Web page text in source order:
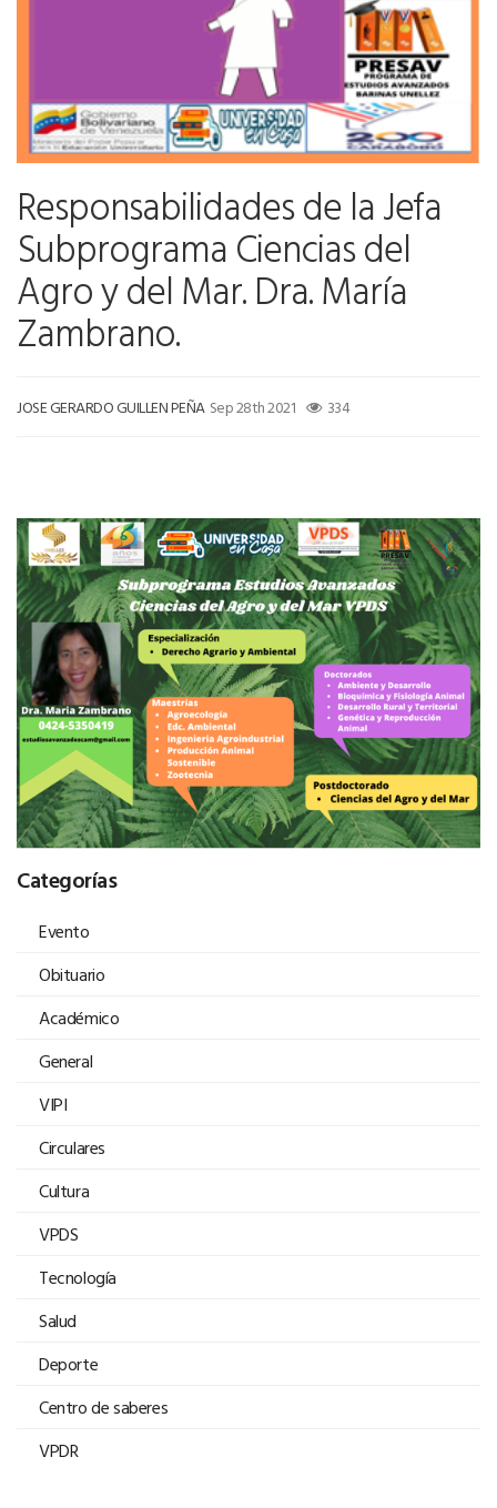
Responsabilidades de la Jefa
Subprograma Ciencias del
Agro y del Mar. Dra. María
Zambrano.
JOSE GERARDO GUILLEN PEÑA Sep 28th 2021 334
Categorías
Evento
Obituario
Académico
General
VIPI
Circulares
Cultura
VPDS
Tecnología
Salud
Deporte
Centro de saberes
VPDR